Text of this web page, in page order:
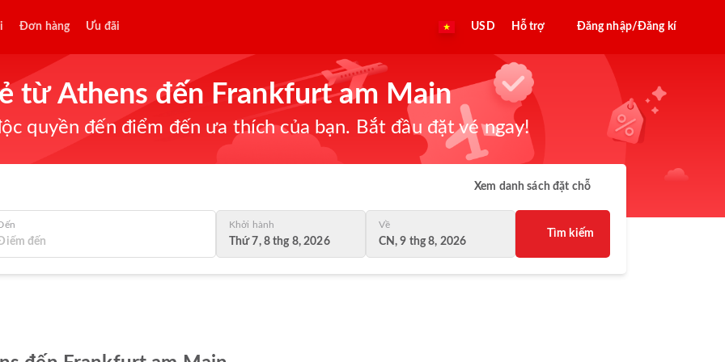
Đơn hàng Ưu đãi USD Hỗ trợ Đăng nhập/Đăng kí
từ Athens đến Frankfurt am Main
quyền đến điểm đến ưa thích của bạn. Bắt đầu đặt vé ngay!
Xem danh sách đặt chỗ
Khởi hành
Thứ 7, 8 thg 8, 2026
Về
CN, 9 thg 8, 2026
Tìm kiếm